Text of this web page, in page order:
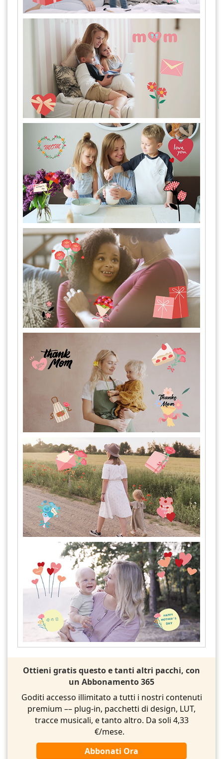
Ottieni gratis questo e tanti altri pacchi, con
un Abbonamento 365
Goditi accesso illimitato a tutti i nostri contenuti
premium –– plug-in, pacchetti di design, LUT,
tracce musicali, e tanto altro. Da soli 4,33
€/mese.
Abbonati Ora